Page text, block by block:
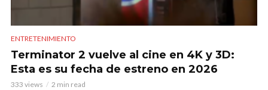
ENTRETENIMIENTO
Terminator 2 vuelve al cine en 4K y 3D:
Esta es su fecha de estreno en 2026
333 views 2 min read